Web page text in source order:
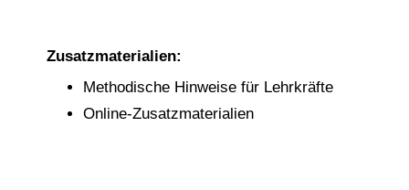
Zusatzmaterialien:
Methodische Hinweise für Lehrkräfte
Online-Zusatzmaterialien